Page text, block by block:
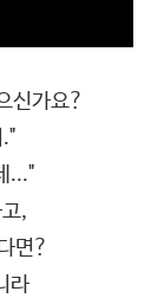
신가요?
..."
,
면?
라